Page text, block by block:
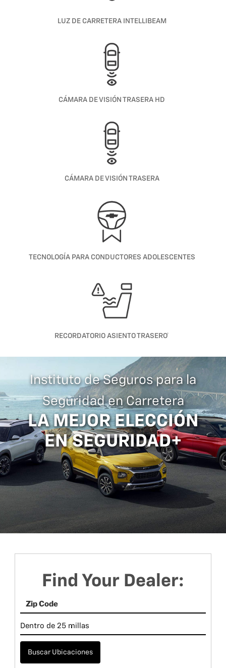
LUZ DE CARRETERA INTELLIBEAM
CÁMARA DE VISIÓN TRASERA HD
CÁMARA DE VISIÓN TRASERA
TECNOLOGÍA PARA CONDUCTORES ADOLESCENTES
RECORDATORIO ASIENTO TRASERO†
Instituto de Seguros para la
Seguridad en Carretera
LA MEJOR ELECCIÓN
EN SEGURIDAD+
Find Your Dealer:
Buscar Ubicaciones